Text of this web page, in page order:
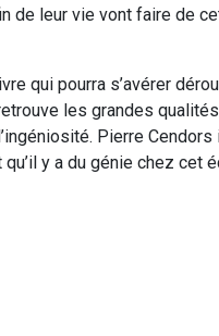
de leur vie vont faire de
qui pourra s’avérer
les grandes
Pierre
y a du génie chez cet